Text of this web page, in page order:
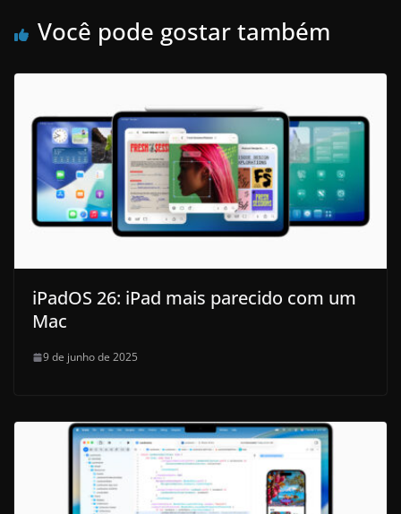
Você pode gostar também
iPadOS 26: iPad mais parecido com um
Mac
9 de junho de 2025